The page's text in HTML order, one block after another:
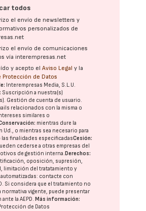
todos
el envío de newsletters y
personalizados de
el envío de comunicaciones
vía interempresas.net
y acepto elAviso Legal y la
Protección de Datos
Interempresas Media, S.L.U.
Suscripción a nuestra(s)
Gestión de cuenta de usuario.
relacionados con la misma o
similares o
mientras dure la
Ud., o mientras sea necesario para
las finalidades especificadasCesión:
cederse a otras empresas del
de gestión interna. Derechos:
oposición, supresión,
limitación del tratatamiento y
contacte con
. Si considera que el tratamiento no
normativa vigente, puede presentar
ante laAEPD. Más información:
de Datos